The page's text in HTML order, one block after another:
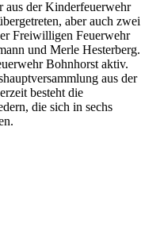
aus der Kinderfeuerwehr
aber auch zwei
Freiwilligen Feuerwehr
und Merle Hesterberg.
Bohnhorst aktiv.
aus der
besteht die
die sich in sechs